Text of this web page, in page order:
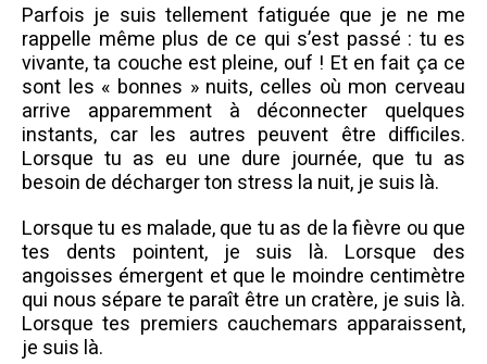
Parfois je suis tellement fatiguée que je ne me
rappelle même plus de ce qui s’est passé : tu es
vivante, ta couche est pleine, ouf ! Et en fait ça ce
sont les « bonnes » nuits, celles où mon cerveau
arrive apparemment à déconnecter quelques
instants, car les autres peuvent être difficiles.
Lorsque tu as eu une dure journée, que tu as
besoin de décharger ton stress la nuit, je suis là.
Lorsque tu es malade, que tu as de la fièvre ou que
tes dents pointent, je suis là. Lorsque des
angoisses émergent et que le moindre centimètre
qui nous sépare te paraît être un cratère, je suis là.
Lorsque tes premiers cauchemars apparaissent,
je suis là.